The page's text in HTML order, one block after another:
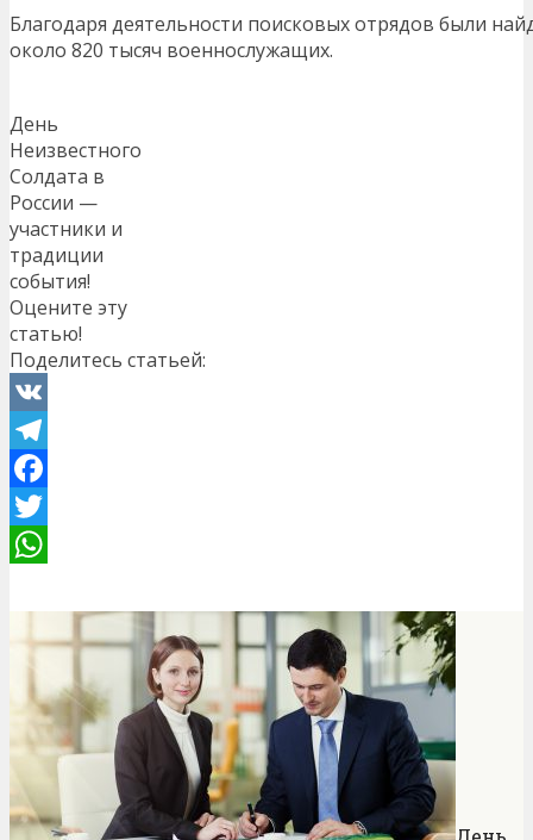
Благодаря деятельности поисковых отрядов были
около 820 тысяч военнослужащих.
День
Неизвестного
Солдата в
России —
участники и
традиции
события!
Оцените эту
статью!
Поделитесь статьей:
VK
Telegram
Facebook
Twitter